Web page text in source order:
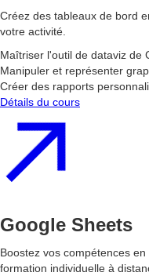
Créez des tableaux de bord
votre activité.
Maîtriser l'outil de dataviz de
Manipuler et représenter
Créer des rapports
Détails du cours
Google Sheets
Boostez vos compétences
formation individuelle à